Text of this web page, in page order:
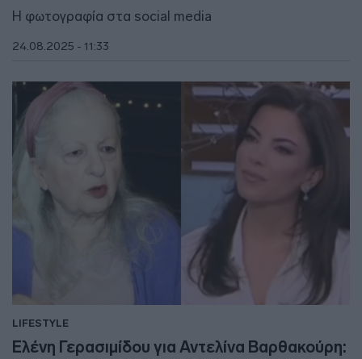
Η φωτογραφία στα social media
24.08.2025 - 11:33
LIFESTYLE
Ελένη Γερασιμίδου για Αντελίνα Βαρθακούρη: